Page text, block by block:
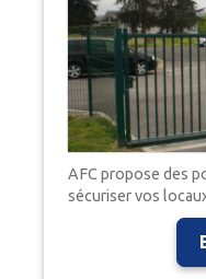
AFC propose des
sécuriser vos